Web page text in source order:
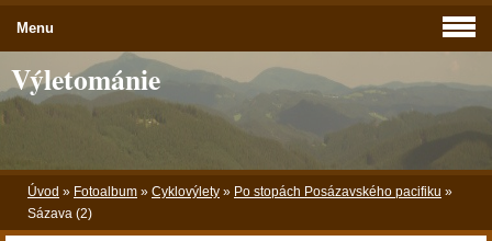
Výletománie
Úvod » Fotoalbum » Cyklovýlety » Po stopách Posázavského pacifiku »
Sázava (2)
Menu